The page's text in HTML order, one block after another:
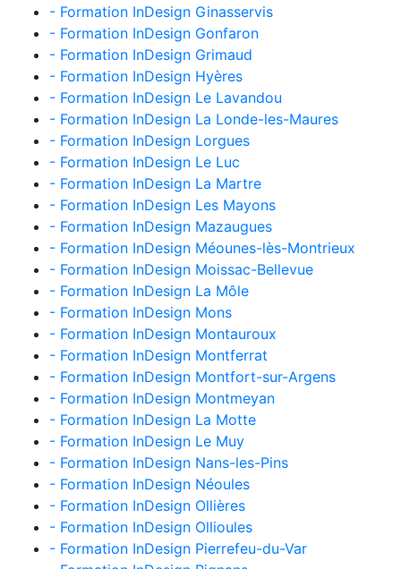
- Formation InDesign Ginasservis
- Formation InDesign Gonfaron
- Formation InDesign Grimaud
- Formation InDesign Hyères
- Formation InDesign Le Lavandou
- Formation InDesign La Londe-les-Maures
- Formation InDesign Lorgues
- Formation InDesign Le Luc
- Formation InDesign La Martre
- Formation InDesign Les Mayons
- Formation InDesign Mazaugues
- Formation InDesign Méounes-lès-Montrieux
- Formation InDesign Moissac-Bellevue
- Formation InDesign La Môle
- Formation InDesign Mons
- Formation InDesign Montauroux
- Formation InDesign Montferrat
- Formation InDesign Montfort-sur-Argens
- Formation InDesign Montmeyan
- Formation InDesign La Motte
- Formation InDesign Le Muy
- Formation InDesign Nans-les-Pins
- Formation InDesign Néoules
- Formation InDesign Ollières
- Formation InDesign Ollioules
- Formation InDesign Pierrefeu-du-Var